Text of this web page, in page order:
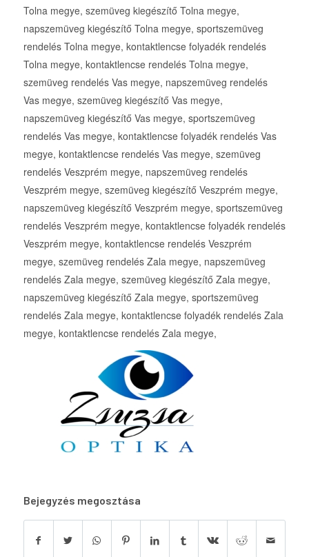
Tolna megye, szemüveg kiegészítő Tolna megye,
napszemüveg kiegészítő Tolna megye, sportszemüveg
rendelés Tolna megye, kontaktlencse folyadék rendelés
Tolna megye, kontaktlencse rendelés Tolna megye,
szemüveg rendelés Vas megye, napszemüveg rendelés
Vas megye, szemüveg kiegészítő Vas megye,
napszemüveg kiegészítő Vas megye, sportszemüveg
rendelés Vas megye, kontaktlencse folyadék rendelés Vas
megye, kontaktlencse rendelés Vas megye, szemüveg
rendelés Veszprém megye, napszemüveg rendelés
Veszprém megye, szemüveg kiegészítő Veszprém megye,
napszemüveg kiegészítő Veszprém megye, sportszemüveg
rendelés Veszprém megye, kontaktlencse folyadék rendelés
Veszprém megye, kontaktlencse rendelés Veszprém
megye, szemüveg rendelés Zala megye, napszemüveg
rendelés Zala megye, szemüveg kiegészítő Zala megye,
napszemüveg kiegészítő Zala megye, sportszemüveg
rendelés Zala megye, kontaktlencse folyadék rendelés Zala
megye, kontaktlencse rendelés Zala megye,
Bejegyzés megosztása